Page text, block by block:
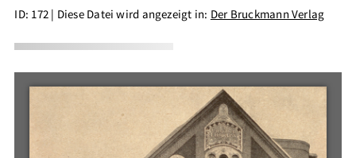
ID: 172| Diese Datei wird angezeigt in: Der Bruckmann Verlag